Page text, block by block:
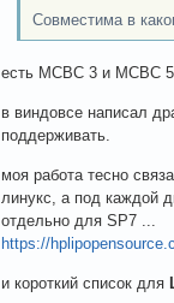
Совместима в
есть МСВС 3 и МСВС 5
в виндовсе написал
поддерживать.
моя работа тесно
линукс, а под каждой
отдельно для SP7 ...
https://
и короткий список для